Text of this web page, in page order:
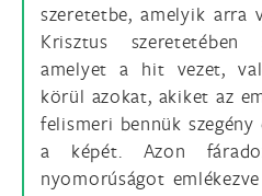
szeretetbe, amelyik arra
Krisztus szeretetében
amelyet a hit vezet,
körül azokat, akiket az
felismeri bennük
a képét. Azon
nyomorúságot